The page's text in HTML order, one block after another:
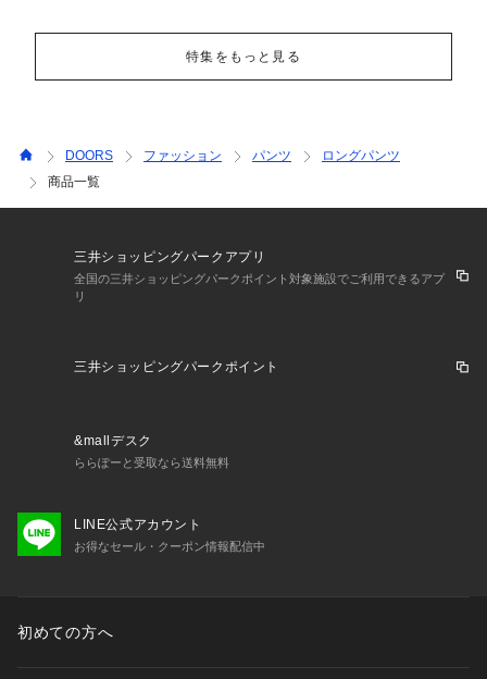
特集をもっと見る
DOORS ファッション パンツ
ロングパンツ
商品一覧
三井ショッピングパークアプリ
全国の三井ショッピングパークポイント対象施設でご利用できるアプ
リ
三井ショッピングパークポイント
&mallデスク
ららぽーと受取なら送料無料
LINE公式アカウント
お得なセール・クーポン情報配信中
初めての方へ